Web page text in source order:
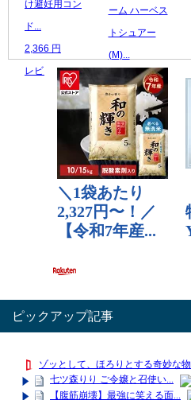
け避妊用コン
ド...
2,366 円
レビュー数：0
ーム ハーベス
トシュアー
(M)...
2,180 円
レビュー数：0
ピックアップ記事